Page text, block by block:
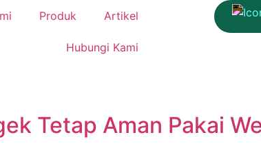
Produk Artikel
Hubungi Kami
Tetap Aman Pakai